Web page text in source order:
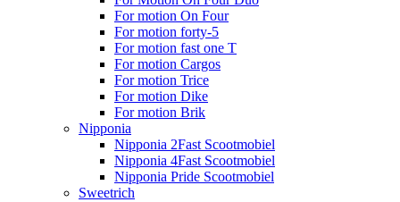
For motion On Four
For motion forty-5
For motion fast one T
For motion Cargos
For motion Trice
For motion Dike
For motion Brik
Nipponia
Nipponia 2Fast Scootmobiel
Nipponia 4Fast Scootmobiel
Nipponia Pride Scootmobiel
Sweetrich